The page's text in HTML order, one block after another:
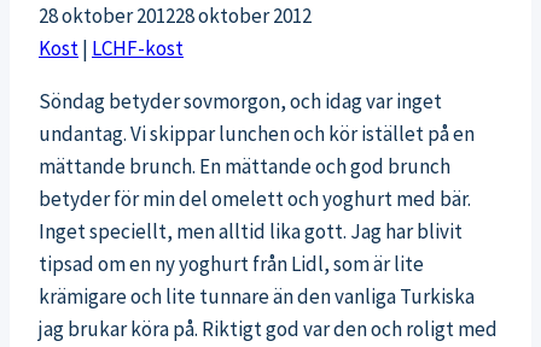
28 oktober 201228 oktober 2012
Kost| LCHF-kost
Söndag betyder sovmorgon, och idag var inget
undantag. Vi skippar lunchen och kör istället på en
mättande brunch. En mättande och god brunch
betyder för min del omelett och yoghurt med bär.
Inget speciellt, men alltid lika gott. Jag har blivit
tipsad om en ny yoghurt från Lidl, som är lite
krämigare och lite tunnare än den vanliga Turkiska
jag brukar köra på. Riktigt god var den och roligt med